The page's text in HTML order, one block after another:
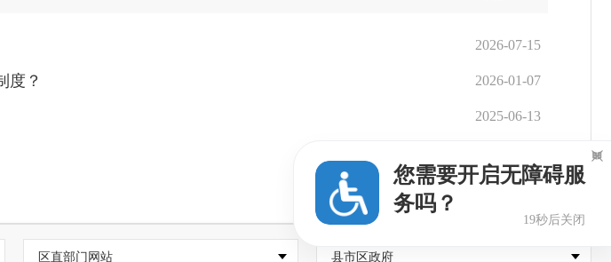
2026-07-15
2026-01-07
度？
2025-06-13
2025-01-15
区直部门网站 县市区政府
您需要开启无障碍服
务吗？
18秒后关闭
